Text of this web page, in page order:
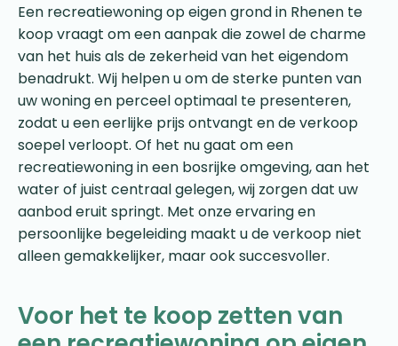
Een recreatiewoning op eigen grond in Rhenen te
koop vraagt om een aanpak die zowel de charme
van het huis als de zekerheid van het eigendom
benadrukt. Wij helpen u om de sterke punten van
uw woning en perceel optimaal te presenteren,
zodat u een eerlijke prijs ontvangt en de verkoop
soepel verloopt. Of het nu gaat om een
recreatiewoning in een bosrijke omgeving, aan het
water of juist centraal gelegen, wij zorgen dat uw
aanbod eruit springt. Met onze ervaring en
persoonlijke begeleiding maakt u de verkoop niet
alleen gemakkelijker, maar ook succesvoller.
Voor het te koop zetten van